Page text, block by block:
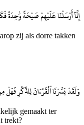
إِنَّآ أَرْسَلْنَا عَلَيْهِمْ صَيْحَةً وَٰحِدَةً
zij als dorre takken
وَلَقَدْ يَسَّرْنَا ٱلْقُرْءَانَ لِلذِّكْرِ
gemaakt ter
trekt?